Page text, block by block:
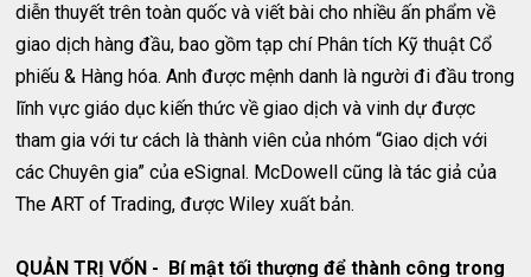
diễn thuyết trên toàn quốc và viết bài cho nhiều ấn phẩm về
giao dịch hàng đầu, bao gồm tạp chí Phân tích Kỹ thuật Cổ
phiếu & Hàng hóa. Anh được mệnh danh là người đi đầu trong
lĩnh vực giáo dục kiến thức về giao dịch và vinh dự được
tham gia với tư cách là thành viên của nhóm “Giao dịch với
các Chuyên gia” của eSignal. McDowell cũng là tác giả của
The ART of Trading, được Wiley xuất bản.
QUẢN TRỊ VỐN - Bí mật tối thượng để thành công trong